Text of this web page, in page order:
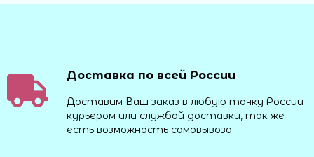
Доставка по всей России
Доставим Ваш заказ в любую точку России
курьером или службой доставки, так же
есть возможность самовывоза